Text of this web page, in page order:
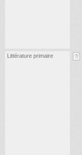
Littérature primaire